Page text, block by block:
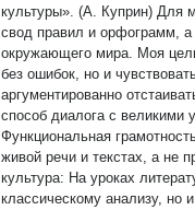
культуры». (А. Куприн) Для
свод правил и орфограмм,
окружающего мира. Моя
без ошибок, но и
аргументированно
способ диалога с великими умами. ринципы
Функциональная
живой речи и текстах, а не просто
культура: На уроках
классическому анализу, но